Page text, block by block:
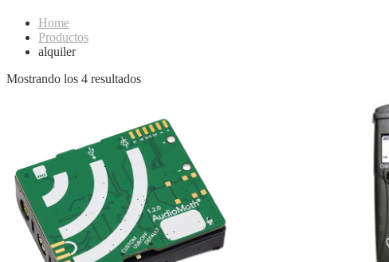
Home
Productos
alquiler
Mostrando los 4 resultados